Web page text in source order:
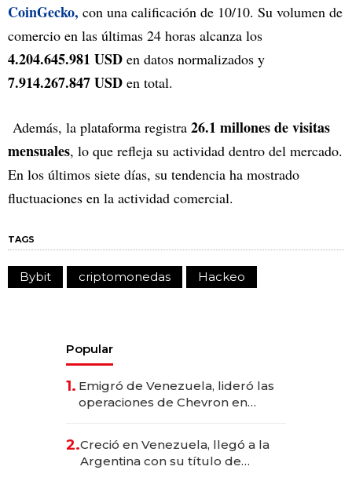
CoinGecko, con una calificación de 10/10. Su volumen de
comercio en las últimas 24 horas alcanza los
4.204.645.981 USD en datos normalizados y
7.914.267.847 USD en total.
Además, la plataforma registra 26.1 millones de visitas
mensuales, lo que refleja su actividad dentro del mercado.
En los últimos siete días, su tendencia ha mostrado
fluctuaciones en la actividad comercial.
TAGS
Bybit criptomonedas Hackeo
Popular
1. Emigró de Venezuela, lideró las
operaciones de Chevron en
2.Creció en Venezuela, llegó a la
Argentina con su título de